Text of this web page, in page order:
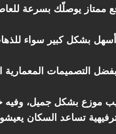
ممتاز يوصلّك بسرعة
موزع بشكل جميل،